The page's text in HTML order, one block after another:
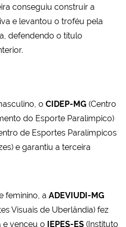
conseguiu construir a
e levantou o troféu pela
defendendo o título
o CIDEP-MG (Centro
do Esporte Paralímpico)
de Esportes Paralímpicos
e garantiu a terceira
feminino, a ADEVIUDI-MG
Visuais de Uberlândia) fez
venceu o IEPES-ES (Instituto